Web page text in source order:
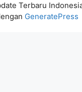
Terbaru
GeneratePress